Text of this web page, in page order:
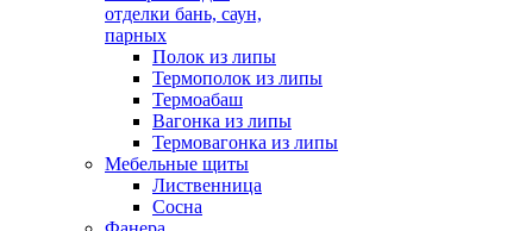
отделки бань, саун,
парных
Полок из липы
Термополок из липы
Термоабаш
Вагонка из липы
Термовагонка из липы
Мебельные щиты
Лиственница
Сосна